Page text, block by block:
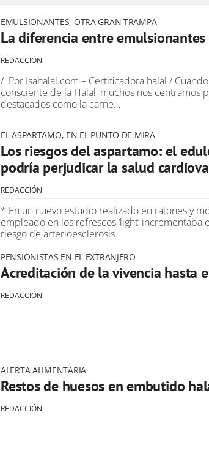
EMULSIONANTES, OTRA GRAN TRAMPA
La diferencia entre
REDACCIÓN
/ Por Isahalal.com – Certificadora halal /
consciente de la Halal, muchos nos
destacados como la carne…
EL ASPARTAMO, EN EL PUNTO DE MIRA
Los riesgos del aspartamo: el
podría perjudicar la salud
REDACCIÓN
* En un nuevo estudio realizado en ratones y
empleado en los refrescos ‘light’
riesgo de arterioesclerosis
PENSIONISTAS EN EL EXTRANJERO
Acreditación de la vivencia hasta
REDACCIÓN
ALERTA ALIMENTARIA
Restos de huesos en embutido
REDACCIÓN